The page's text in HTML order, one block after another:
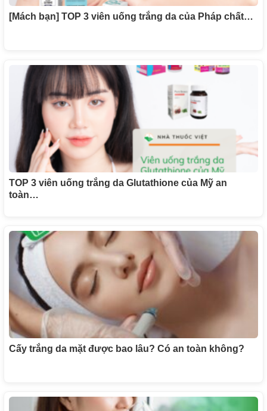
[Mách bạn] TOP 3 viên uống trắng da của Pháp chất…
TOP 3 viên uống trắng da Glutathione của Mỹ an
toàn…
Cấy trắng da mặt được bao lâu? Có an toàn không?